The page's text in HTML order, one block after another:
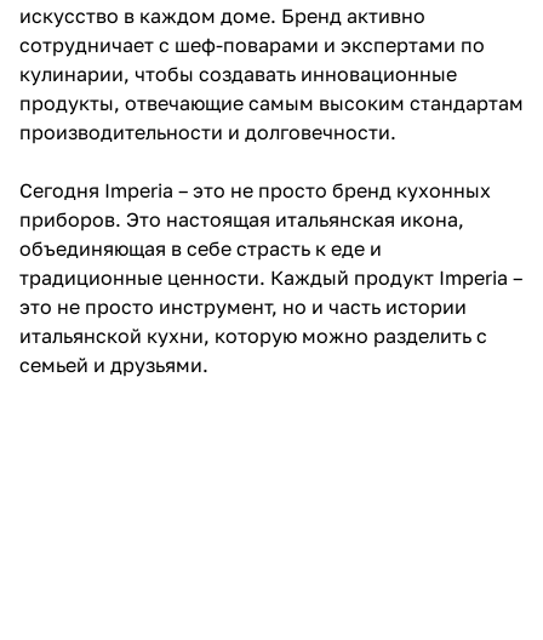
искусство в каждом доме. Бренд активно
сотрудничает с шеф-поварами и экспертами по
кулинарии, чтобы создавать инновационные
продукты, отвечающие самым высоким стандартам
производительности и долговечности.
Сегодня Imperia – это не просто бренд кухонных
приборов. Это настоящая итальянская икона,
объединяющая в себе страсть к еде и
традиционные ценности. Каждый продукт Imperia –
это не просто инструмент, но и часть истории
итальянской кухни, которую можно разделить с
семьей и друзьями.